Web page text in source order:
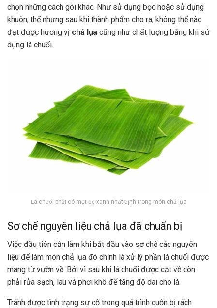
chọn những cách gói khác. Như sử dụng bọc hoặc sử dụng
khuôn, thế nhưng sau khi thành phẩm cho ra, không thể nào
đạt được hương vị chả lụa cũng như chất lượng bằng khi sử
dụng lá chuối.
Lá chuối phải có một độ xanh nhất định trong món chả lụa
Sơ chế nguyên liệu chả lụa đã chuẩn bị
Việc đầu tiên cần làm khi bắt đầu vào sơ chế các nguyên
liệu để làm món chả lụa đó chính là xử lý phần lá chuối được
mang từ vườn về. Bởi vì sau khi lá chuối được cắt về còn
phải rửa sạch, lau và phơi khô để tăng độ dai cho lá.
Tránh được tình trạng sự cố trong quá trình cuốn bị rách